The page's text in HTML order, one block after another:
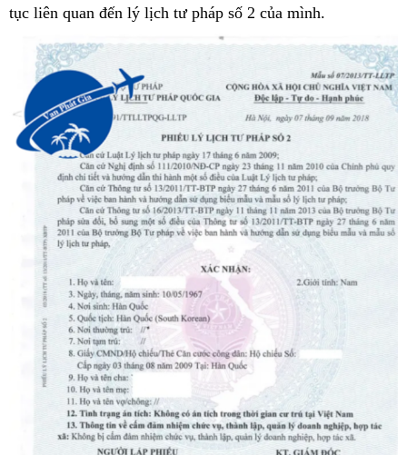
tục liên quan đến lý lịch tư pháp số 2 của mình.